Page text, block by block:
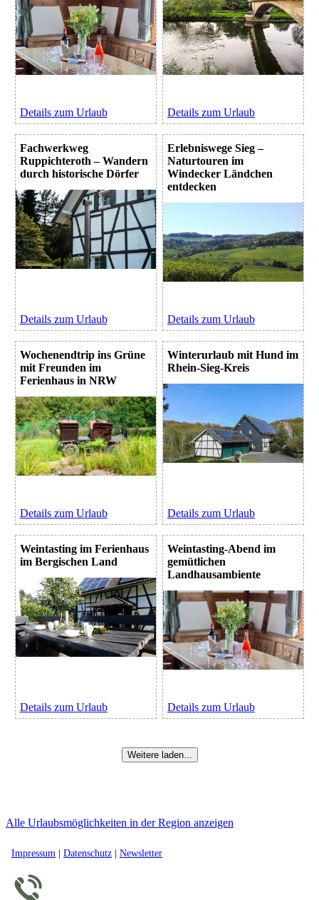
Details zum Urlaub Details zum Urlaub
Fachwerkweg
Ruppichteroth – Wandern
durch historische Dörfer
Details zum Urlaub
Erlebniswege Sieg –
Naturtouren im
Windecker Ländchen
entdecken
Details zum Urlaub
Wochenendtrip ins Grüne
mit Freunden im
Ferienhaus in NRW
Details zum Urlaub
Winterurlaub mit Hund im
Rhein-Sieg-Kreis
Details zum Urlaub
Weintasting im Ferienhaus
im Bergischen Land
Details zum Urlaub
Weintasting-Abend im
gemütlichen
Landhausambiente
Details zum Urlaub
Weitere laden...
Alle Urlaubsmöglichkeiten in der Region anzeigen
Impressum Datenschutz Newsletter